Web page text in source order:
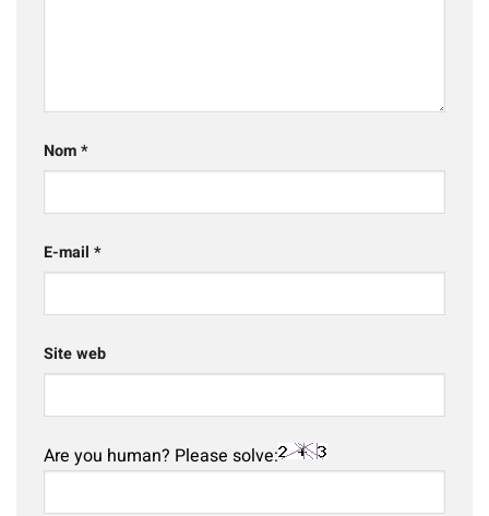
Nom*
E-mail *
Site web
Are you human? Please solve: